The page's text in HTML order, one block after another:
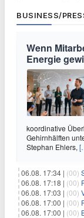
BUSINESS/
Wenn
Energie
koordinative
Gehirnhälften
Stephan Ehlers,
06.08. 17:34 | (00)
06.08. 17:18 | (00)
06.08. 17:03 | (00)
06.08. 17:00 | (00)
06.08. 17:00 | (00)